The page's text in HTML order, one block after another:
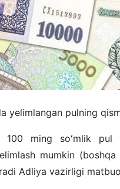
yelimlangan pulning
100 ming soʻmlik
mumkin
Adliya vazirligi